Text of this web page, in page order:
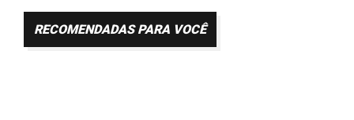
RECOMENDADAS PARA VOCÊ